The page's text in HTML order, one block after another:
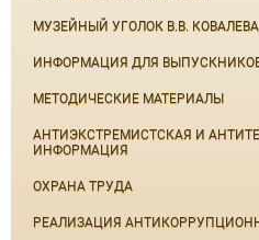
МУЗЕЙНЫЙ УГОЛОК В.В. КОВАЛЕВА
ИНФОРМАЦИЯ ДЛЯ
МЕТОДИЧЕСКИЕ МАТЕРИАЛЫ
АНТИЭКСТРЕМИСТСКАЯ И
ИНФОРМАЦИЯ
ОХРАНА ТРУДА
РЕАЛИЗАЦИЯ